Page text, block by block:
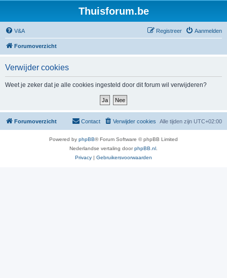
Thuisforum.be
V&A Aanmelden
Registreer
Forumoverzicht
Verwijder cookies
Weet je zeker dat je alle cookies ingesteld door dit forum wil verwijderen?
Forumoverzicht Alle tijden zijn UTC+02:00
Verwijder cookies
Contact
Powered by phpBB® Forum Software © phpBB Limited
Nederlandse vertaling doorphpBB.nl
Privacy | Gebruikersvoorwaarden